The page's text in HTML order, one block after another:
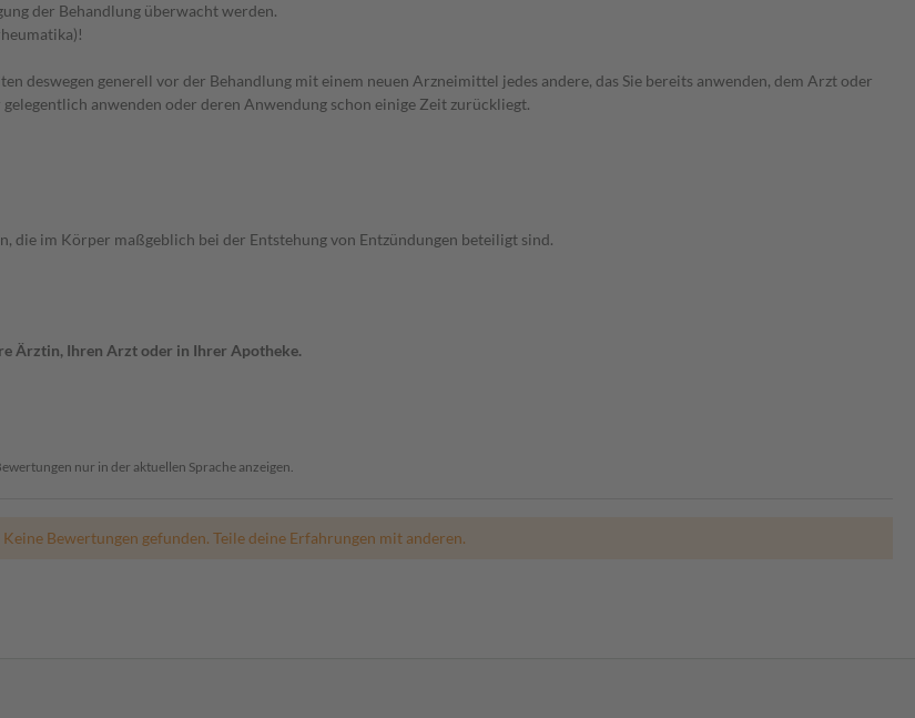
der Behandlung überwacht werden.
deswegen generell vor der Behandlung mit einem neuen Arzneimittel jedes andere, das Sie bereits anwenden, dem Arzt oder
anwenden oder deren Anwendung schon einige Zeit zurückliegt.
im Körper maßgeblich bei der Entstehung von Entzündungen beteiligt sind.
Ärztin, Ihren Arzt oder in Ihrer Apotheke.
nur in der aktuellen Sprache anzeigen.
Keine Bewertungen gefunden. Teile deine Erfahrungen mit anderen.